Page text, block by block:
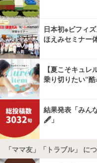
日本初※ビフィ
ほえみセミナー
【夏こそキュ
乗り切りたい“
結果発表「みん
🖋️」
「ママ友」「トラブル」 に